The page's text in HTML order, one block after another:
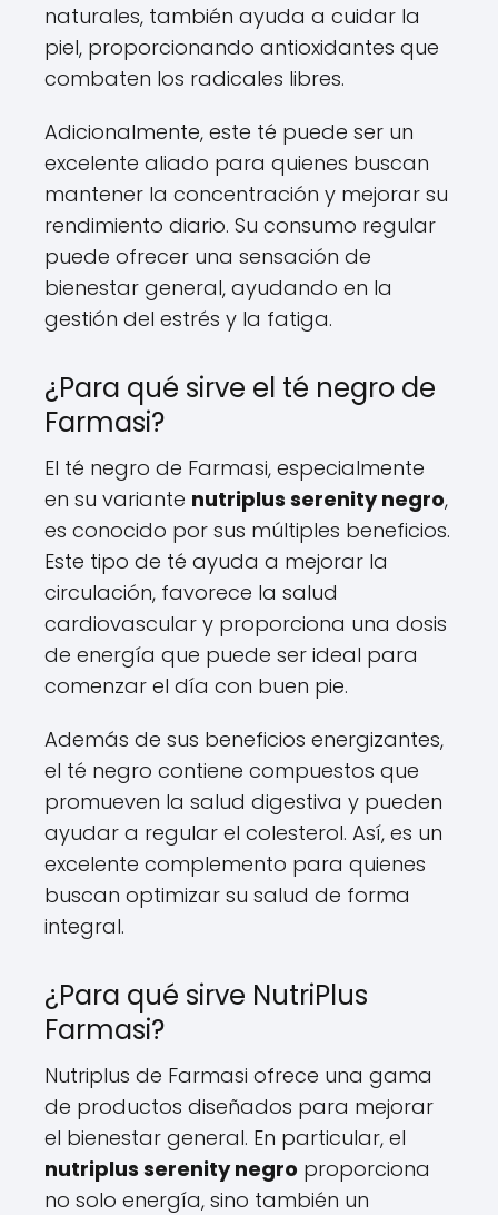
naturales, también ayuda a cuidar la
piel, proporcionando antioxidantes que
combaten los radicales libres.
Adicionalmente, este té puede ser un
excelente aliado para quienes buscan
mantener la concentración y mejorar su
rendimiento diario. Su consumo regular
puede ofrecer una sensación de
bienestar general, ayudando en la
gestión del estrés y la fatiga.
¿Para qué sirve el té negro de
Farmasi?
El té negro de Farmasi, especialmente
en su variante nutriplus serenity negro,
es conocido por sus múltiples beneficios.
Este tipo de té ayuda a mejorar la
circulación, favorece la salud
cardiovascular y proporciona una dosis
de energía que puede ser ideal para
comenzar el día con buen pie.
Además de sus beneficios energizantes,
el té negro contiene compuestos que
promueven la salud digestiva y pueden
ayudar a regular el colesterol. Así, es un
excelente complemento para quienes
buscan optimizar su salud de forma
integral.
¿Para qué sirve NutriPlus
Farmasi?
Nutriplus de Farmasi ofrece una gama
de productos diseñados para mejorar
el bienestar general. En particular, el
nutriplus serenity negro proporciona
no solo energía, sino también un